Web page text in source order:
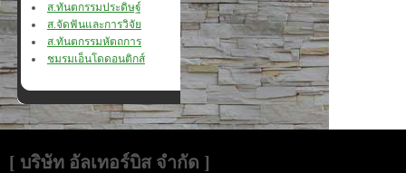
ส.ทันตกรรมประดิษฐ์
ส.จัดฟันและการวิจัย
ส.ทันตกรรมหัตถการ
ชมรมเอ็นโดดอนติกส์
[ บริษัท อัลเทอร์บิส จำกัด ]